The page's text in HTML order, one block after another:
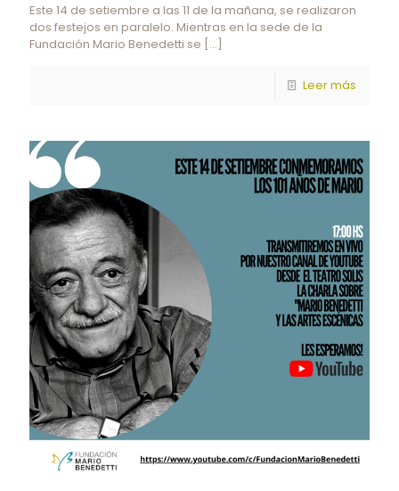
Este 14 de setiembre a las 11 de la mañana, se realizaron
dos festejos en paralelo. Mientras en la sede de la
Fundación Mario Benedetti se […]
Leer más